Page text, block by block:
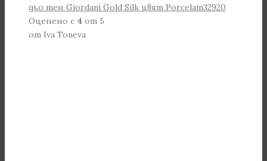
дьо тен Giordani Gold Silk цвят Porcelain32920
Оценено с 4 от 5
от Iva Toneva